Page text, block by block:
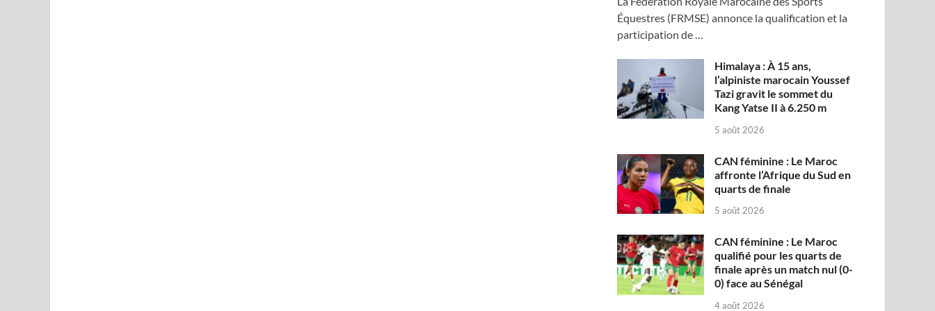
Équestres (FRMSE) annonce la qualification et la
participation de …
Himalaya : À 15 ans,
l’alpiniste marocain Youssef
Tazi gravit le sommet du
Kang Yatse II à 6.250 m
5 août 2026
CAN féminine : Le Maroc
affronte l’Afrique du Sud en
quarts de finale
5 août 2026
CAN féminine : Le Maroc
qualifié pour les quarts de
finale après un match nul (0-
0) face au Sénégal
4 août 2026